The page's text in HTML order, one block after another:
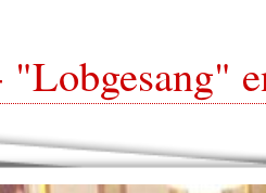
"Lobgesang"